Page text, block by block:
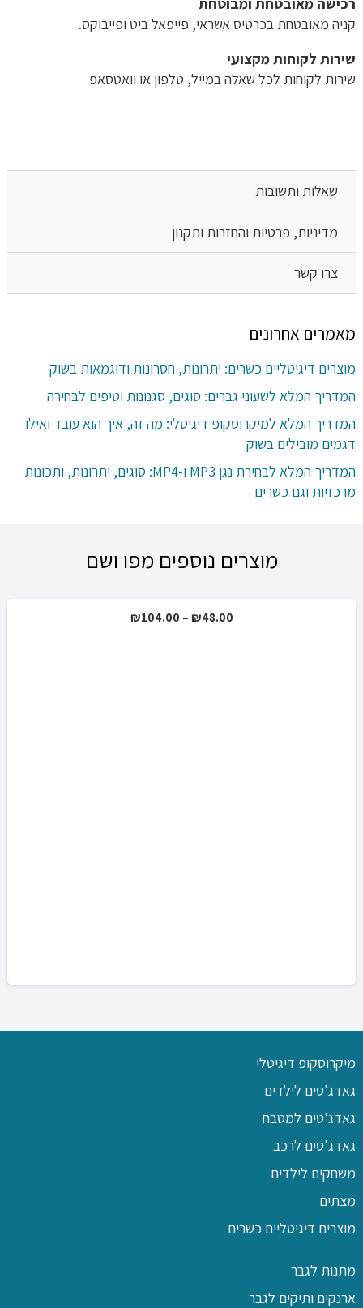
רכישה​ ​מאובטחת ומבוטחת
קניה מאובטחת בכרטיס אשראי, פייפאל ביט ופייבוקס.
שירות לקוחות מקצועי
שירות לקוחות לכל שאלה במייל, טלפון או וואטסאפ
שאלות ותשובות
מדיניות, פרטיות והחזרות ותקנון
צרו קשר
מאמרים אחרונים
מוצרים דיגיטליים כשרים: יתרונות, חסרונות ודוגמאות בשוק
המדריך המלא לשעוני גברים: סוגים, סגנונות וטיפים לבחירה
המדריך המלא למיקרוסקופ דיגיטלי: מה זה, איך הוא עובד ואילו
דגמים מובילים בשוק
המדריך המלא לבחירת נגן MP3 ו-MP4: סוגים, יתרונות, ותכונות
מרכזיות וגם כשרים
מוצרים נוספים מפו ושם
₪48.00
–
₪104.00
מיקרוסקופ דיגיטלי
גאדג'טים לילדים
גאדג'טים למטבח
גאדג'טים לרכב
משחקים לילדים
מצתים
מוצרים דיגיטליים כשרים
מתנות לגבר
ארנקים ותיקים לגבר